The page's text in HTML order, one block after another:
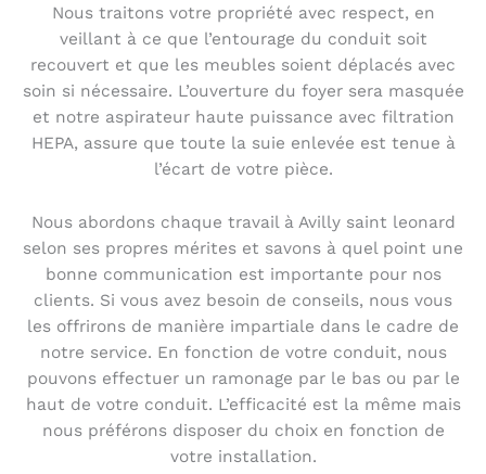
Nous traitons votre propriété avec respect, en
veillant à ce que l’entourage du conduit soit
recouvert et que les meubles soient déplacés avec
soin si nécessaire. L’ouverture du foyer sera masquée
et notre aspirateur haute puissance avec filtration
HEPA, assure que toute la suie enlevée est tenue à
l’écart de votre pièce.
Nous abordons chaque travail à Avilly saint leonard
selon ses propres mérites et savons à quel point une
bonne communication est importante pour nos
clients. Si vous avez besoin de conseils, nous vous
les offrirons de manière impartiale dans le cadre de
notre service. En fonction de votre conduit, nous
pouvons effectuer un ramonage par le bas ou par le
haut de votre conduit. L’efficacité est la même mais
nous préférons disposer du choix en fonction de
votre installation.